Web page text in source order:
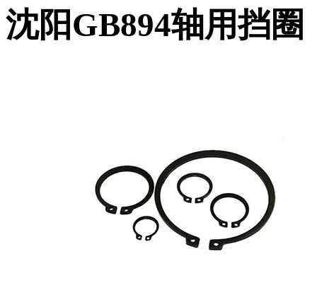
沈阳GB894轴用挡圈